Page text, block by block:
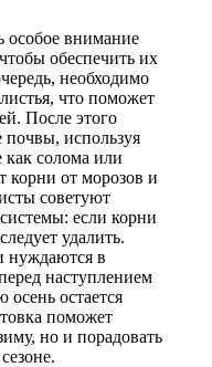
особое внимание
обеспечить их
необходимо
что поможет
После этого
почвы, используя
как солома или
корни от морозов и
советуют
если корни
удалить.
нуждаются в
наступлением
остается
поможет
но и порадовать